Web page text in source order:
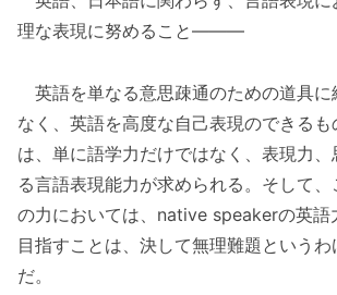
理な表現に努めること———
英語を単なる意思疎通のための道具に
なく、英語を高度な自己表現のできる
は、単に語学力だけではなく、表現力
る言語表現能力が求められる。そして
の力においては、native speakerの英語
目指すことは、決して無理難題という
だ。